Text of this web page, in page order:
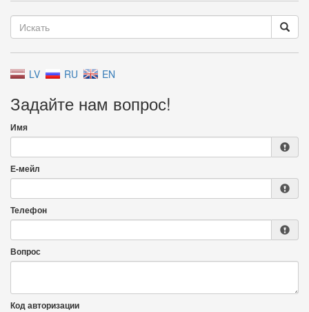
LV RU EN
Задайте нам вопрос!
Имя
Е-мейл
Телефон
Вопрос
Код авторизации